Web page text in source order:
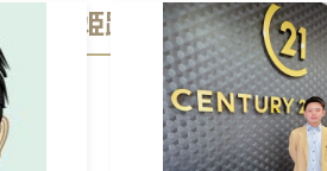
姫路中央店